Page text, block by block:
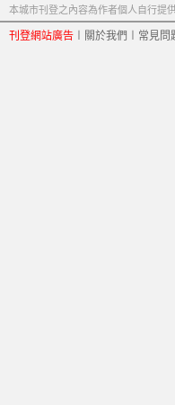
本城市刊登之內容為作者個人自行提
刊登網站廣告 關於我們 常見問